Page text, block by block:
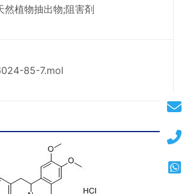
然植物抽出物;阻害剤
85-7.mol